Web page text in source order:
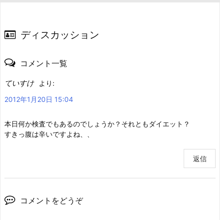
ディスカッション
コメント一覧
ていすけ
より:
2012年1月20日 15:04
本日何か検査でもあるのでしょうか？それともダイエット？
すきっ腹は辛いですよね、、
返信
コメントをどうぞ